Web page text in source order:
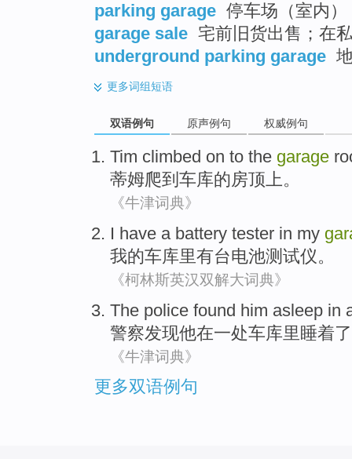
parking garage 停车场（室内）
garage sale 宅前旧货出售；在
underground parking garage
更多词组短语
双语例句 原声例句 权威例句
Tim climbed on to the garage
蒂姆爬到 车库的房顶上。
《牛津词典》
I have a battery tester in my
我的车库里有台电池测试仪。
《柯林斯英汉双解大词典》
The police found him asleep in
警察发现他在一处车库里睡着了
《牛津词典》
更多双语例句